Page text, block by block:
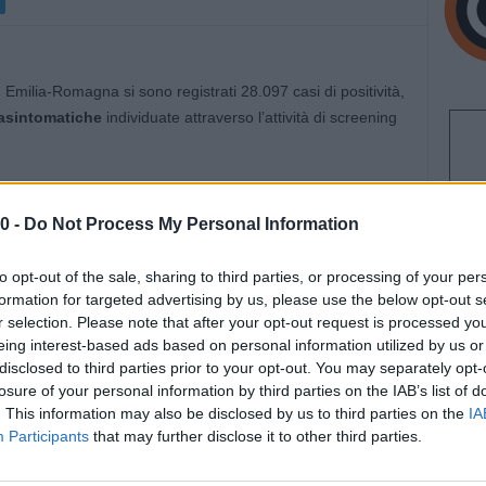
- Do Not Process My Personal Information
opt-out of the sale, sharing to third parties, or processing of your
for targeted advertising by us, please use the below opt-out
selection. Please note that after your opt-out request is processed
interest-based ads based on personal information utilized by us
to third parties prior to your opt-out. You may separately
of your personal information by third parties on the IAB’s list of
This information may also be disclosed by us to third parties on the
Participants that may further disclose it to other third parties.
Emilia-Romagna si sono registrati 28.097 casi di positività,
individuate attraverso l’attività di screening
di 22.483: l’ 80% dei contagiati da inizio crisi.
dimalati effettivi, che a oggi sono1.405(-95
base delle richieste istituzionali – relativi
settimanale con approfondimenti e grafici può
30J0IsB
con sintomi lievi, che non richiedono cure